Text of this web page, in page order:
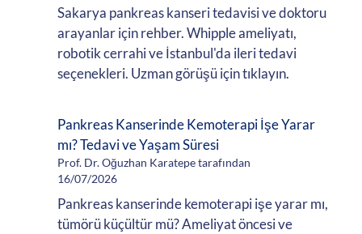
Sakarya pankreas kanseri tedavisi ve doktoru
arayanlar için rehber. Whipple ameliyatı,
robotik cerrahi ve İstanbul'da ileri tedavi
seçenekleri. Uzman görüşü için tıklayın.
Pankreas Kanserinde Kemoterapi İşe Yarar
mı? Tedavi ve Yaşam Süresi
Prof. Dr. Oğuzhan Karatepe tarafından
16/07/2026
Pankreas kanserinde kemoterapi işe yarar mı,
tümörü küçültür mü? Ameliyat öncesi ve